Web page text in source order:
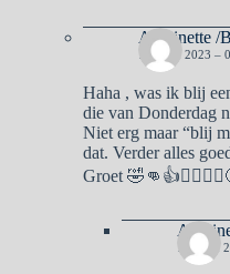
Antoinette /
13 JUNI 2023 –
Haha , was ik blij
die van Donderdag
Niet erg maar “blij
dat. Verder alles
Groet
13 JUNI